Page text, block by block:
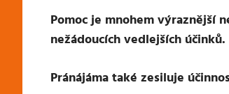
Pomoc je mnohem výraznější
nežádoucích vedlejších účinků.
Pránájáma také zesiluje